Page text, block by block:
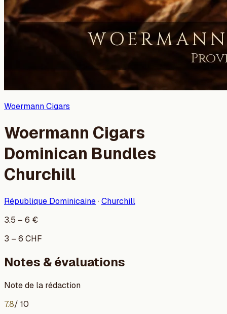
Woermann Cigars
Woermann Cigars
Dominican Bundles
Churchill
République Dominicaine·Churchill
3.5 – 6 €
3 – 6 CHF
Notes & évaluations
Note de la rédaction
7.8/ 10